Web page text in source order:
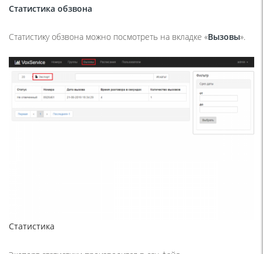
Статистика обзвона
Статистику обзвона можно посмотреть на вкладке «Вызовы».
Статистика